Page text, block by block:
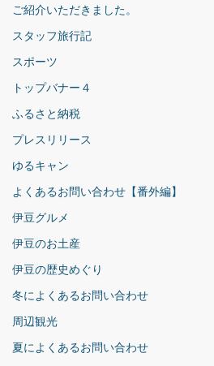
ご紹介いただきました。
スタッフ旅行記
スポーツ
トップバナー４
ふるさと納税
プレスリリース
ゆるキャン
よくあるお問い合わせ【番外編】
伊豆グルメ
伊豆のお土産
伊豆の歴史めぐり
冬によくあるお問い合わせ
周辺観光
夏によくあるお問い合わせ